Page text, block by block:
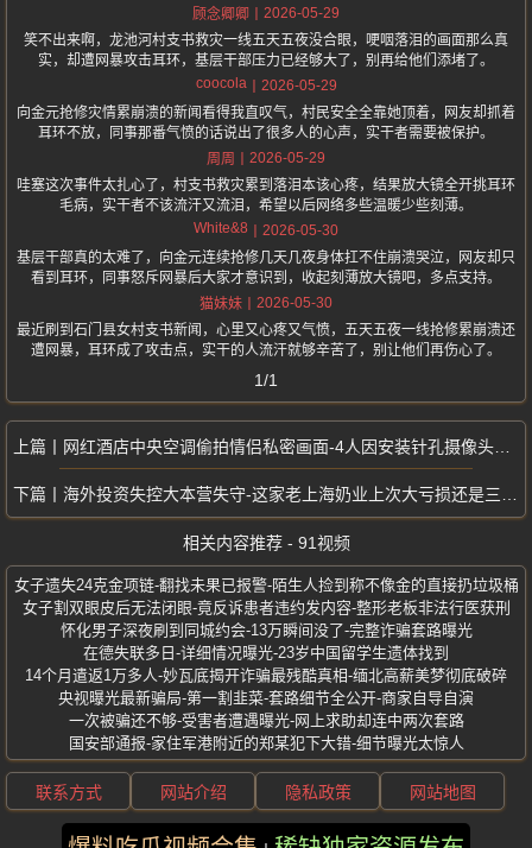
顾念卿卿
2026-05-29
笑不出来啊，龙池河村支书救灾一线五天五夜没合眼，哽咽落泪的画面那么真
实，却遭网暴攻击耳环，基层干部压力已经够大了，别再给他们添堵了。
coocola
2026-05-29
向金元抢修灾情累崩溃的新闻看得我直叹气，村民安全全靠她顶着，网友却抓着
耳环不放，同事那番气愤的话说出了很多人的心声，实干者需要被保护。
周周
2026-05-29
哇塞这次事件太扎心了，村支书救灾累到落泪本该心疼，结果放大镜全开挑耳环
毛病，实干者不该流汗又流泪，希望以后网络多些温暖少些刻薄。
White&8
2026-05-30
基层干部真的太难了，向金元连续抢修几天几夜身体扛不住崩溃哭泣，网友却只
看到耳环，同事怒斥网暴后大家才意识到，收起刻薄放大镜吧，多点支持。
猫妹妹
2026-05-30
最近刷到石门县女村支书新闻，心里又心疼又气愤，五天五夜一线抢修累崩溃还
遭网暴，耳环成了攻击点，实干的人流汗就够辛苦了，别让他们再伤心了。
1/1
网红酒店中央空调偷拍情侣私密画面-4人因安装针孔摄像头被刑拘
海外投资失控大本营失守-这家老上海奶业上次大亏损还是三聚氰胺时期
相关内容推荐 - 91视频
女子遗失24克金项链-翻找未果已报警-陌生人捡到称不像金的直接扔垃圾桶
女子割双眼皮后无法闭眼-竟反诉患者违约发内容-整形老板非法行医获刑
怀化男子深夜刷到同城约会-13万瞬间没了-完整诈骗套路曝光
在德失联多日-详细情况曝光-23岁中国留学生遗体找到
14个月遣返1万多人-妙瓦底揭开诈骗最残酷真相-缅北高薪美梦彻底破碎
央视曝光最新骗局-第一割韭菜-套路细节全公开-商家自导自演
一次被骗还不够-受害者遭遇曝光-网上求助却连中两次套路
国安部通报-家住军港附近的郑某犯下大错-细节曝光太惊人
联系方式 网站介绍 隐私政策 网站地图